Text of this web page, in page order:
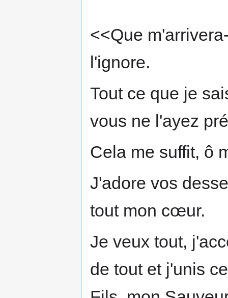
<<Que
l'ignore.
Tout ce que je
vous ne l'ayez
Cela me suffit, ô
J'adore vos
tout mon cœur.
Je veux tout,
de tout et j'unis